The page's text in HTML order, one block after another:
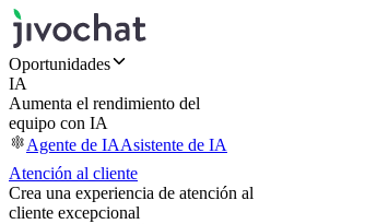
Oportunidades
IA
Aumenta el rendimiento del
equipo con IA
Agente de IAAsistente de IA
Atención al cliente
Crea una experiencia de atención al
cliente excepcional